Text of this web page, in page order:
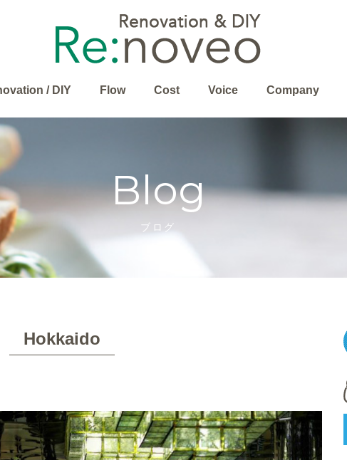
/ DIY Flow Cost Voice Company
Blog
ブログ
Hokkaido